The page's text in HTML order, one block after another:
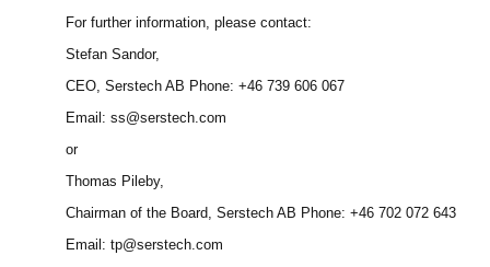
For further information, please contact:
Stefan Sandor,
CEO, Serstech AB Phone: +46 739 606 067
Email: ss@serstech.com
or
Thomas Pileby,
Chairman of the Board, Serstech AB Phone: +46 702 072 643
Email: tp@serstech.com